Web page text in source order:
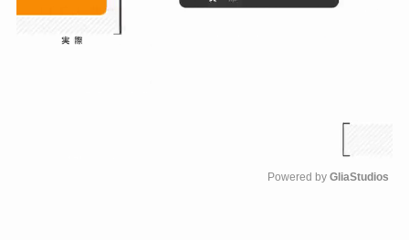
Powered by GliaStudios